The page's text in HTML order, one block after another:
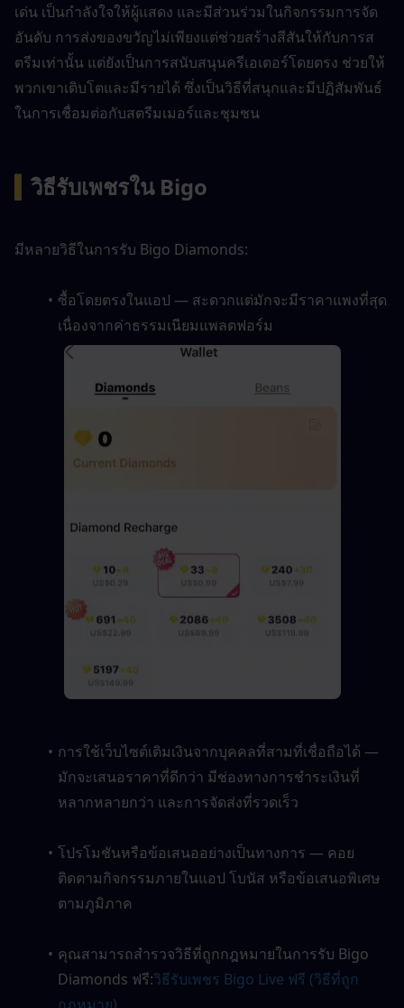
เด่น เป็นกำลังใจให้ผู้แสดง และมีส่วนร่วมในกิจกรรมการจัด
อันดับ การส่งของขวัญไม่เพียงแต่ช่วยสร้างสีสันให้กับการส
ตรีมเท่านั้น แต่ยังเป็นการสนับสนุนครีเอเตอร์โดยตรง ช่วยให้
พวกเขาเติบโตและมีรายได้ ซึ่งเป็นวิธีที่สนุกและมีปฏิสัมพันธ์
ในการเชื่อมต่อกับสตรีมเมอร์และชุมชน
วิธีรับเพชรใน Bigo
มีหลายวิธีในการรับ Bigo Diamonds:
ซื้อโดยตรงในแอป — สะดวกแต่มักจะมีราคาแพงที่สุด
เนื่องจากค่าธรรมเนียมแพลตฟอร์ม
การใช้เว็บไซต์เติมเงินจากบุคคลที่สามที่เชื่อถือได้ —
มักจะเสนอราคาที่ดีกว่า มีช่องทางการชำระเงินที่
หลากหลายกว่า และการจัดส่งที่รวดเร็ว
โปรโมชันหรือข้อเสนออย่างเป็นทางการ — คอย
ติดตามกิจกรรมภายในแอป โบนัส หรือข้อเสนอพิเศษ
ตามภูมิภาค
คุณสามารถสำรวจวิธีที่ถูกกฎหมายในการรับ Bigo
Diamonds ฟรี:วิธีรับเพชร Bigo Live ฟรี (วิธีที่ถูก